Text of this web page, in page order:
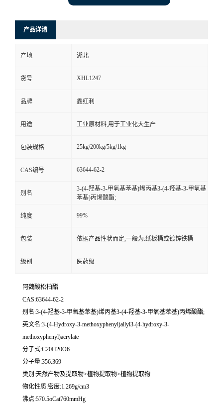
产品详请
产地 湖北
货号 XHL1247
品牌 鑫红利
用途 工业原材料,用于工业化大生产
包装规格 25kg/200kg/5kg/1kg
CAS编号 63644-62-2
别名
3-(4-羟基-3-甲氧基苯基)烯丙基3-(4-羟基-3-甲氧基
苯基)丙烯酸酯;
纯度 99%
包装 依据产品性状而定,一般为:纸板桶或镀锌铁桶
级别 医药级
阿魏酸松柏酯
CAS:63644-62-2
别名:3-(4-羟基-3-甲氧基苯基)烯丙基3-(4-羟基-3-甲氧基苯基)丙烯酸酯;
英文名:3-(4-Hydroxy-3-methoxyphenyl)allyl3-(4-hydroxy-3-
methoxyphenyl)acrylate
分子式:C20H20O6
分子量:356.369
类别:天然产物及提取物>植物提取物>植物提取物
物化性质:密度:1.269g/cm3
沸点:570.5oCat760mmHg